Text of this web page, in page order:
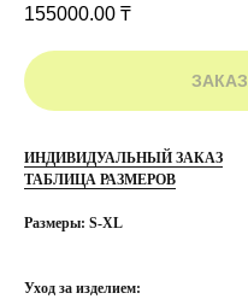
155000.00 ₸
ИНДИВИДУАЛЬНЫЙ ЗАКАЗ
ТАБЛИЦА РАЗМЕРОВ
Размеры: S-XL
Уход за изделием: